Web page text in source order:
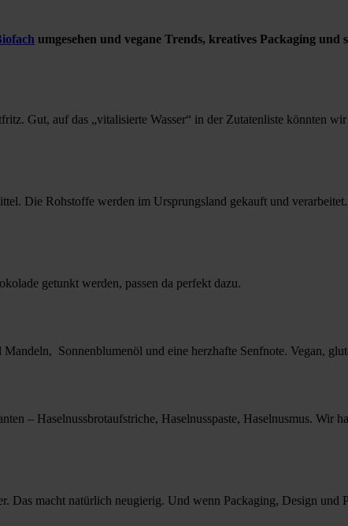
umgesehen und vegane Trends, kreatives Packaging und
Gut, auf das „vitalisierte Wasser“ in der Zutatenliste könnten
Die Rohstoffe werden im Ursprungsland gekauft und
getunkt werden, passen da perfekt dazu.
Sonnenblumenöl und eine herzhafte Senfnote. Vegan,
– Haselnussbrotaufstriche, Haselnusspaste, Haselnusmus. Wir
macht natürlich neugierig. Und wenn Packaging, Design und